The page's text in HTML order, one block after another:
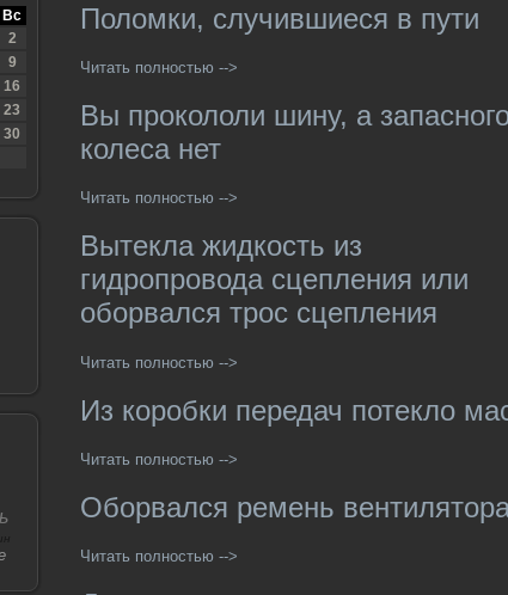
Вс
2
9
16
23
30
Поломки, случившиеся в пути
Читать полностью -->
Вы прокололи шину, а
колеса нет
Читать полностью -->
Вытекла жидкость из
гидропровода сцепления или
оборвался трос сцепления
Читать полностью -->
Из коробки передач потекло
Читать полностью -->
Оборвался ремень
Читать полностью -->